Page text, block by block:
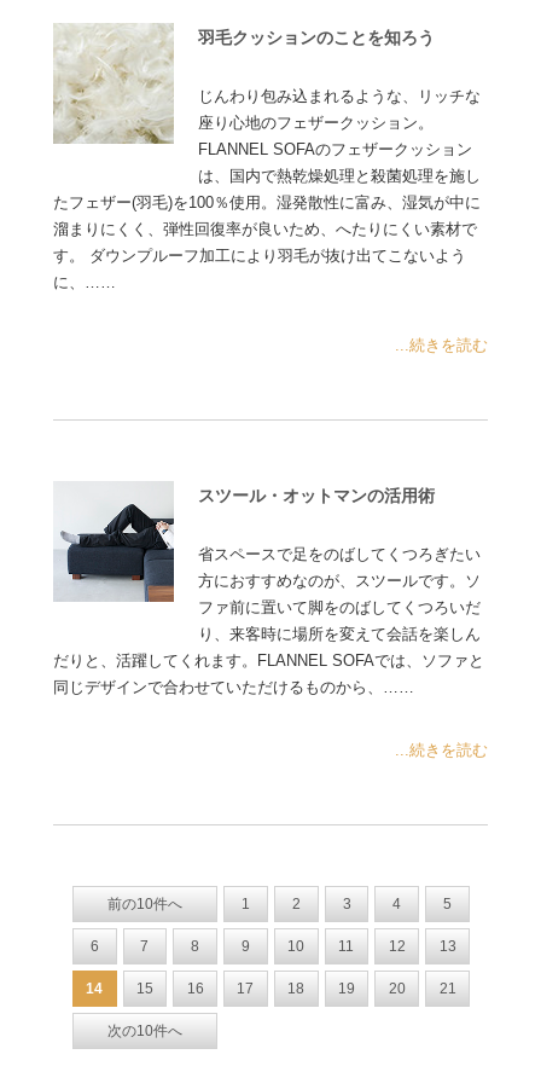
羽毛クッションのことを知ろう
じんわり包み込まれるような、リッチな
座り心地のフェザークッション。
FLANNEL SOFAのフェザークッション
は、国内で熱乾燥処理と殺菌処理を施し
たフェザー(羽毛)を100％使用。湿発散性に富み、湿気が中に
溜まりにくく、弾性回復率が良いため、へたりにくい素材で
す。 ダウンプルーフ加工により羽毛が抜け出てこないよう
に、……
...続きを読む
スツール・オットマンの活用術
省スペースで足をのばしてくつろぎたい
方におすすめなのが、スツールです。ソ
ファ前に置いて脚をのばしてくつろいだ
り、来客時に場所を変えて会話を楽しん
だりと、活躍してくれます。FLANNEL SOFAでは、ソファと
同じデザインで合わせていただけるものから、……
...続きを読む
前の10件へ 1 2 3 4 5
6 7 8 9 10 11 12 13
14 15 16 17 18 19 20 21
次の10件へ